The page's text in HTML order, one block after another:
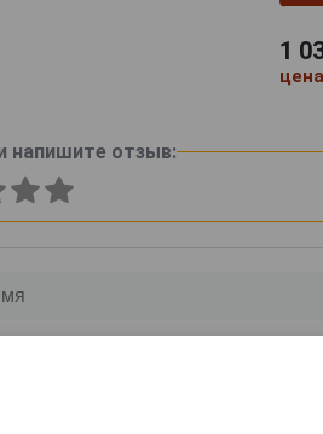
1
напишите отзыв: